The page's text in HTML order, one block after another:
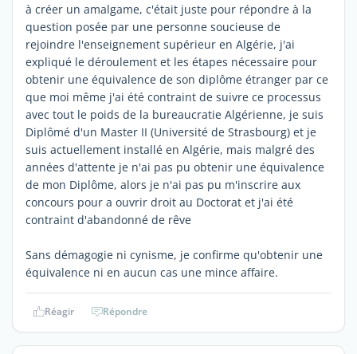
à créer un amalgame, c'était juste pour répondre à la
question posée par une personne soucieuse de
rejoindre l'enseignement supérieur en Algérie, j'ai
expliqué le déroulement et les étapes nécessaire pour
obtenir une équivalence de son diplôme étranger par ce
que moi même j'ai été contraint de suivre ce processus
avec tout le poids de la bureaucratie Algérienne, je suis
Diplômé d'un Master II (Université de Strasbourg) et je
suis actuellement installé en Algérie, mais malgré des
années d'attente je n'ai pas pu obtenir une équivalence
de mon Diplôme, alors je n'ai pas pu m'inscrire aux
concours pour a ouvrir droit au Doctorat et j'ai été
contraint d'abandonné de rêve
Sans démagogie ni cynisme, je confirme qu'obtenir une
équivalence ni en aucun cas une mince affaire.
Réagir Répondre